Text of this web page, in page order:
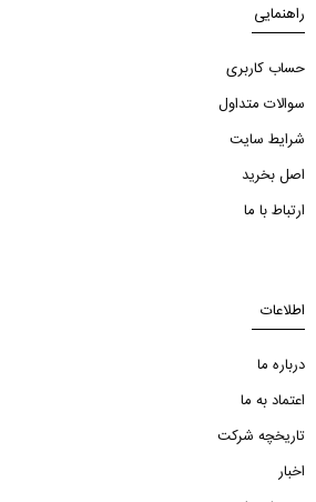
راهنمایی
حساب کاربری
سوالات متداول
شرایط سایت
اصل بخرید
ارتباط با ما
اطلاعات
درباره ما
اعتماد به ما
تاریخچه شرکت
اخبار